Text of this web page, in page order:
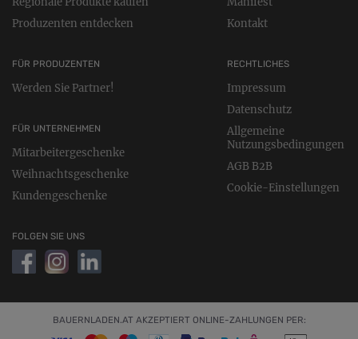
Produzenten entdecken
FÜR PRODUZENTEN
Werden Sie Partner!
FÜR UNTERNEHMEN
Mitarbeitergeschenke
Weihnachtsgeschenke
Kundengeschenke
RECHTLICHES
Impressum
Datenschutz
Allgemeine
Nutzungsbedingungen
AGB B2B
Cookie-Einstellungen
Kontakt
FOLGEN SIE UNS
BAUERNLADEN.AT AKZEPTIERT ONLINE-ZAHLUNGEN PER: